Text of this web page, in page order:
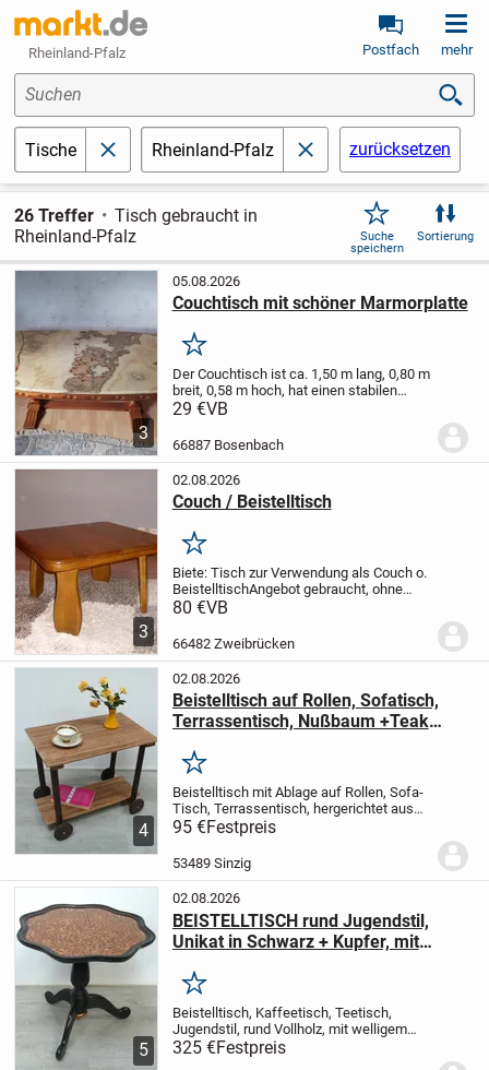
Rheinland-Pfalz Postfach mehr
Suchen
Tische schließenRheinland-Pfalz schließenzurücksetzen
26 Treffer
Tisch gebraucht in
Rheinland-Pfalz
Suche
speichern
Sortierung
3
05.08.2026
Couchtisch mit schöner Marmorplatte
Merken
Der Couchtisch ist ca. 1,50 m lang, 0,80 m
breit, 0,58 m hoch, hat einen stabilen
Unterbau und eine 2 cm dicke
Gebrauchsspuren (siehe Bilder)
29 €VB
66887 Bosenbach
3
02.08.2026
Couch / Beistelltisch
Merken
Biete: Tisch zur Verwendung als Couch o.
BeistelltischAngebot gebraucht, ohne
Beschädigungen, Top
rustikalMaße : Tischplatte 80 x 80 cm,
80 €VB
66482 Zweibrücken
4
02.08.2026
Beistelltisch auf Rollen, Sofatisch,
Terrassentisch, Nußbaum +Teak
Merken
Beistelltisch mit Ablage auf Rollen, Sofa-
Tisch, Terrassentisch, hergerichtet aus
dem Rahmen eines alten Baby-
Korbwagens aus Nußholz und mit
schmalen Teak-Hölzern belegt.
95 €Festpreis
53489 Sinzig
5
02.08.2026
BEISTELLTISCH rund Jugendstil,
Unikat in Schwarz + Kupfer, mit
Merken
Beistelltisch, Kaffeetisch, Teetisch,
Jugendstil, rund Vollholz, mit welligem
Rand und Säulenfuß,
mit Kupfer Akzenten
325 €Festpreis